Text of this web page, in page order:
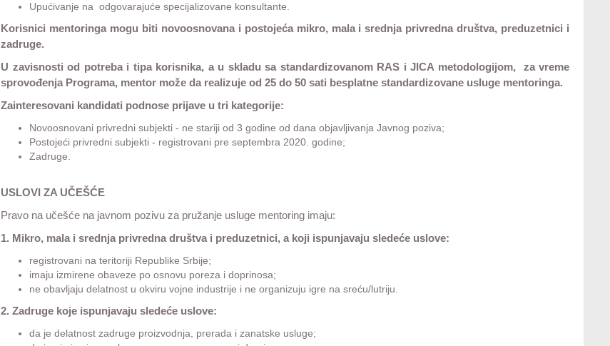
Upućivanje na odgovarajuće specijalizovane konsultante.
Korisnici mentoringa mogu biti novoosnovana i postojeća mikro, mala i srednja privredna društva, preduzetnici i
zadruge.
U zavisnosti od potreba i tipa korisnika, a u skladu sa standardizovanom RAS i JICA metodologijom, za vreme
sprovođenja Programa, mentor može da realizuje od 25 do 50 sati besplatne standardizovane usluge mentoringa.
Zainteresovani kandidati podnose prijave u tri kategorije:
Novoosnovani privredni subjekti - ne stariji od 3 godine od dana objavljivanja Javnog poziva;
Postojeći privredni subjekti - registrovani pre septembra 2020. godine;
Zadruge.
USLOVI ZA UČEŠĆE
Pravo na učešće na javnom pozivu za pružanje usluge mentoring imaju:
1. Mikro, mala i srednja privredna društva i preduzetnici, a koji ispunjavaju sledeće uslove:
registrovani na teritoriji Republike Srbije;
imaju izmirene obaveze po osnovu poreza i doprinosa;
ne obavljaju delatnost u okviru vojne industrije i ne organizuju igre na sreću/lutriju.
2. Zadruge koje ispunjavaju sledeće uslove:
da je delatnost zadruge proizvodnja, prerada i zanatske usluge;